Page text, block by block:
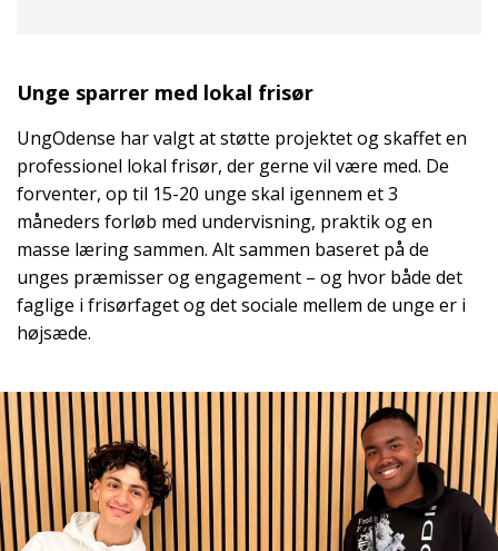
Unge sparrer med lokal frisør
UngOdense har valgt at støtte projektet og skaffet en
professionel lokal frisør, der gerne vil være med. De
forventer, op til 15-20 unge skal igennem et 3
måneders forløb med undervisning, praktik og en
masse læring sammen. Alt sammen baseret på de
unges præmisser og engagement – og hvor både det
faglige i frisørfaget og det sociale mellem de unge er i
højsæde.